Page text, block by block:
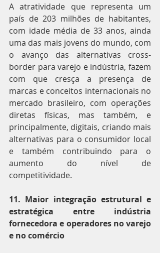
A atratividade que representa um
país de 203 milhões de habitantes,
com idade média de 33 anos, ainda
uma das mais jovens do mundo, com
o avanço das alternativas cross-
border para varejo e indústria, fazem
com que cresça a presença de
marcas e conceitos internacionais no
mercado brasileiro, com operações
diretas físicas, mas também, e
principalmente, digitais, criando mais
alternativas para o consumidor local
e também contribuindo para o
aumento do nível de
competitividade.
11. Maior integração estrutural e
estratégica entre indústria
fornecedora e operadores no varejo
e no comércio